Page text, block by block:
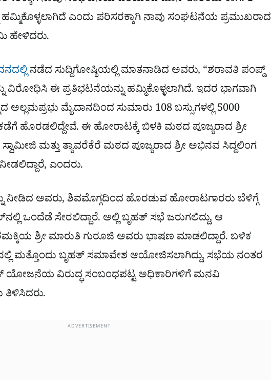
ಎಂದು ಪರಿಸರಕ್ಕಾಗಿ ನಾವು ಸಂಘಟನೆಯ ಪ್ರಮುಖರಾದ
ಹೇಳಿದರು.
ನಡೆದ ಸುದ್ದಿಗೋಷ್ಠಿಯಲ್ಲಿ ಮಾತನಾಡಿದ ಅವರು, “ಶರಾವತಿ ಪಂಪ್ಡ್
ಈ ಪ್ರತಿಭಟನೆಯನ್ನು ಹಮ್ಮಿಕೊಳ್ಳಲಾಗಿದೆ. ಇದರ ಭಾಗವಾಗಿ
ಅಲ್ಲಮಪ್ರಭು ಮೈದಾನದಿಂದ ಸುಮಾರು 108 ಬಸ್ಸುಗಳಲ್ಲಿ 5000
ಹೊರಡಲಿದ್ದೇವೆ. ಈ ಹೋರಾಟಕ್ಕೆ ಬಿಳಕಿ ಮಠದ ಪೂಜ್ಯರಾದ ಶ್ರೀ
ಮತ್ತು ತ್ಯಾವರೆಕೆರೆ ಮಠದ ಪೂಜ್ಯರಾದ ಶ್ರೀ ಅಭಿನವ ಸಿದ್ದಲಿಂಗ
ಎಂದರು.
ನೀಡಿದ ಅವರು, ಶಿವಮೊಗ್ಗದಿಂದ ಹೊರಡುವ ಹೋರಾಟಗಾರರು ಬೆಳಿಗ್ಗೆ
ಒಂದೆಡೆ ಸೇರಲಿದ್ದಾರೆ. ಅಲ್ಲಿ ಬೃಹತ್ ಸಭೆ ಜರುಗಲಿದ್ದು, ಆ
ಶ್ರೀ ಮಾರುತಿ ಗುರೂಜಿ ಅವರು ಭಾಷಣ ಮಾಡಲಿದ್ದಾರೆ. ಬಳಿಕ
ಮತ್ತೊಂದು ಬೃಹತ್ ಸಮಾವೇಶ ಆಯೋಜಿಸಲಾಗಿದ್ದು, ಸಭೆಯ ನಂತರ
ಯೋಜನೆಯ ವಿರುದ್ಧ ಸಂಬಂಧಪಟ್ಟ ಅಧಿಕಾರಿಗಳಿಗೆ ಮನವಿ
ತಿಳಿಸಿದರು.
ADVERTISEMENT